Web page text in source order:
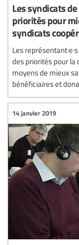
Les syndicats
priorités pour
syndicats
Les
des priorités pour
moyens de mieux
bénéficiaires et
14 janvier 2019